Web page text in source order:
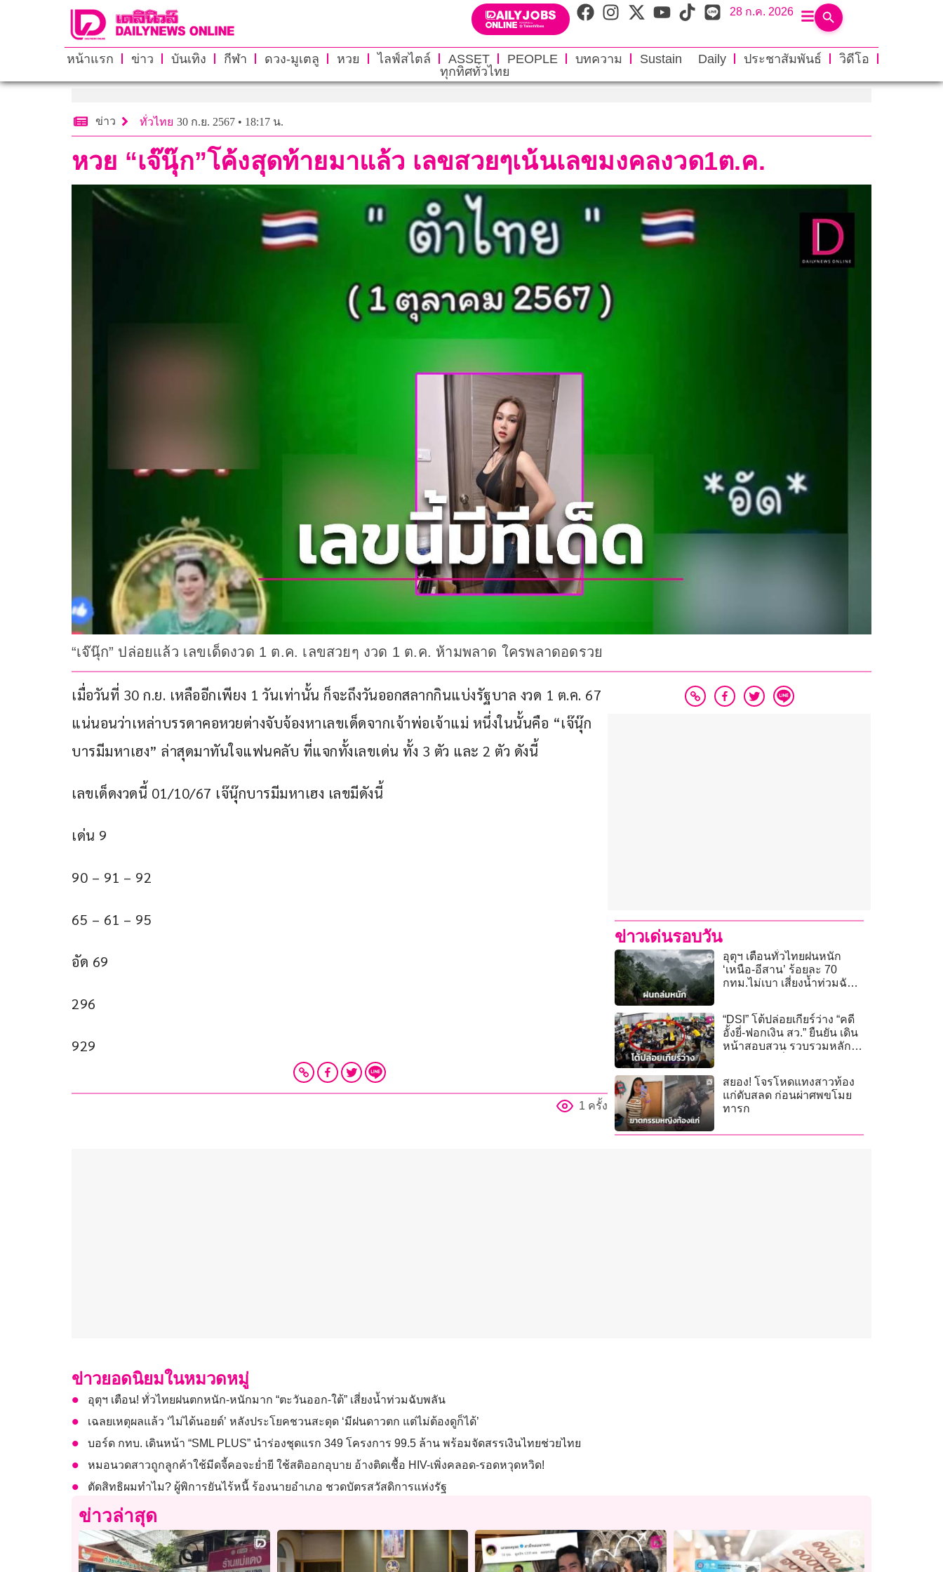
28 ก.ค. 2026
หน้าแรก ข่าว บันเทิง กีฬา ดวง-มูเตลู หวย ไลฟ์สไตล์ ASSET PEOPLE บทความ Sustain Daily ประชาสัมพันธ์
วิดีโอ
ทุกทิศทั่วไทย
ข่าว ทั่วไทย 30 ก.ย. 2567 • 18:17 น.
หวย “เจ๊นุ๊ก”โค้งสุดท้ายมาแล้ว เลขสวยๆเน้นเลขมงคลงวด1ต.ค.
“เจ๊นุ๊ก” ปล่อยแล้ว เลขเด็ดงวด 1 ต.ค. เลขสวยๆ งวด 1 ต.ค. ห้ามพลาด ใครพลาดอดรวย
เมื่อวันที่ 30 ก.ย. เหลืออีกเพียง 1 วันเท่านั้น ก็จะถึงวันออกสลากกินแบ่งรัฐบาล งวด 1 ต.ค. 67
แน่นอนว่าเหล่าบรรดาคอหวยต่างจับจ้องหาเลขเด็ดจากเจ้าพ่อเจ้าแม่ หนึ่งในนั้นคือ “เจ๊นุ๊ก
บารมีมหาเฮง” ล่าสุดมาทันใจแฟนคลับ ที่แจกทั้งเลขเด่น ทั้ง 3 ตัว และ 2 ตัว ดังนี้
เลขเด็ดงวดนี้ 01/10/67 เจ๊นุ๊กบารมีมหาเฮง เลขมีดังนี้
เด่น 9
90 – 91 – 92
65 – 61 – 95
อัด 69
296
929
1 ครั้ง
ข่าวเด่นรอบวัน
อุตุฯ เตือนทั่วไทยฝนหนัก
‘เหนือ-อีสาน’ ร้อยละ 70
กทม.ไม่เบา เสี่ยงน้ำท่วมฉับ
“DSI” โต้ปล่อยเกียร์ว่าง “คดี
อั้งยี่-ฟอกเงิน สว.” ยืนยัน เดิน
หน้าสอบสวน รวบรวมหลัก
สยอง! โจรโหดแทงสาวท้อง
แก่ดับสลด ก่อนผ่าศพขโมย
ทารก
ข่าวยอดนิยมในหมวดหมู่
อุตุฯ เตือน! ทั่วไทยฝนตกหนัก-หนักมาก “ตะวันออก-ใต้” เสี่ยงน้ำท่วมฉับพลัน
เฉลยเหตุผลแล้ว ‘ไม่ได้นอยด์’ หลังประโยคชวนสะดุด ‘มีฝนดาวตก แต่ไม่ต้องดูก็ได้’
บอร์ด กทบ. เดินหน้า “SML PLUS” นำร่องชุดแรก 349 โครงการ 99.5 ล้าน พร้อมจัดสรรเงินไทยช่วยไทย
หมอนวดสาวถูกลูกค้าใช้มีดจี้คอจะย่ำยี ใช้สติออกอุบาย อ้างติดเชื้อ HIV-เพิ่งคลอด-รอดหวุดหวิด!
ตัดสิทธิผมทำไม? ผู้พิการยันไร้หนี้ ร้องนายอำเภอ ชวดบัตรสวัสดิการแห่งรัฐ
ข่าวล่าสุด